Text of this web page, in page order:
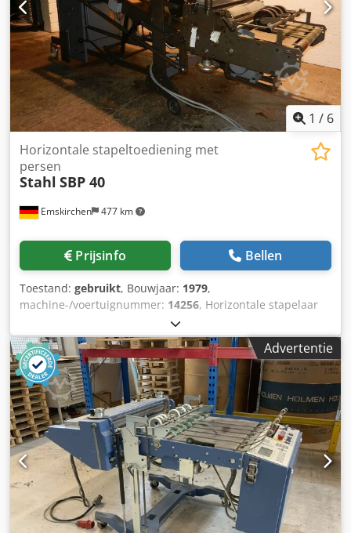
1 / 6
Emskirchen 477 km
Horizontale stapeltoediening met
persen
Stahl SBP 40
Prijsinfo Bellen
Toestand: gebruikt, Bouwjaar: 1979,
machine-/voertuignummer: 14256, Horizontale stapelaar
met persstaal SBP 40Jaar 1979 - Serie-nr. 14256/79
Afmeting breedte max. 400mm Verticale pers levering -
Gemodificeerd met SELFControl Online-video-inspectie via
Skype-video Wij verheugen ons op uw bezoek - meer
machines op voorraad Onmiddellijk beschikbaar - Kan
worden geïnspecteerd Crodpfxorgbz Ej Ankof Op voorraad
Emskirchen / Neurenberg - Kan getest worden
Advertentie